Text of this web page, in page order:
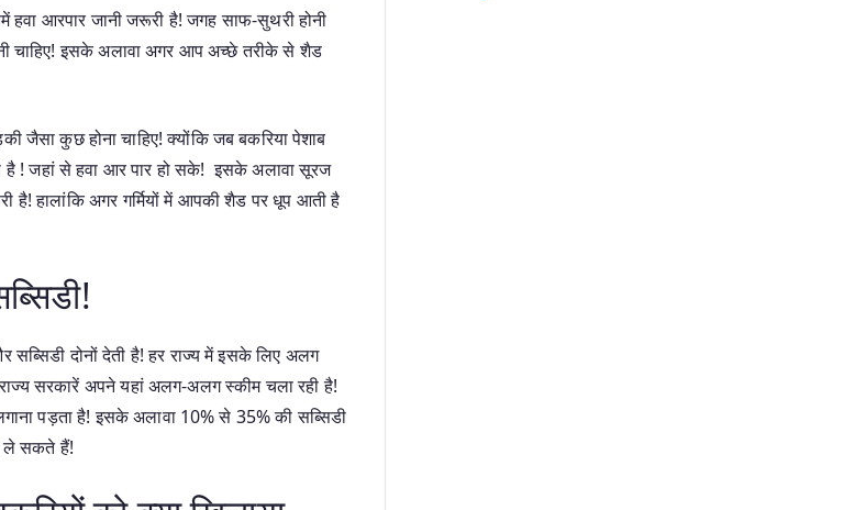
आरपार जानी जरूरी है! जगह साफ-सुथरी होनी
चाहिए! इसके अलावा अगर आप अच्छे तरीके से शैड
जैसा कुछ होना चाहिए! क्योंकि जब बकरिया पेशाब
है ! जहां से हवा आर पार हो सके! इसके अलावा सूरज
है! हालांकि अगर गर्मियों में आपकी शैड पर धूप आती है
दोनों देती है! हर राज्य में इसके लिए अलग
सरकारें अपने यहां अलग-अलग स्कीम चला रही है!
पड़ता है! इसके अलावा 10% से 35% की सब्सिडी
ले सकते हैं!